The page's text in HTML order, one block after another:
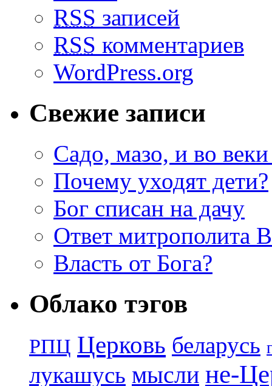
RSS записей
RSS комментариев
WordPress.org
Свежие записи
Садо, мазо, и во веки
Почему уходят дети?
Бог списан на дачу
Ответ митрополита
Власть от Бога?
Облако тэгов
РПЦ Церковь беларусь
лукашусь мысли не-